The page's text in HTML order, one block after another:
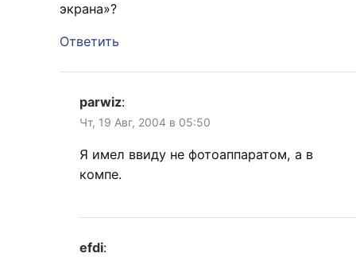
экрана»?
Ответить
parwiz:
Чт, 19 Авг, 2004 в 05:50
Я имел ввиду не фотоаппаратом, а в
компе.
efdi: